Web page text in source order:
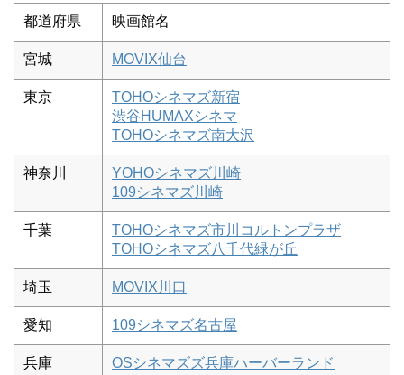
都道府県 映画館名
宮城 MOVIX仙台
東京
TOHOシネマズ新宿
渋谷HUMAXシネマ
TOHOシネマズ南大沢
神奈川
YOHOシネマズ川崎
109シネマズ川崎
千葉
TOHOシネマズ市川コルトンプラザ
TOHOシネマズ八千代緑が丘
埼玉 MOVIX川口
愛知 109シネマズ名古屋
兵庫 OSシネマズズ兵庫ハーバーランド